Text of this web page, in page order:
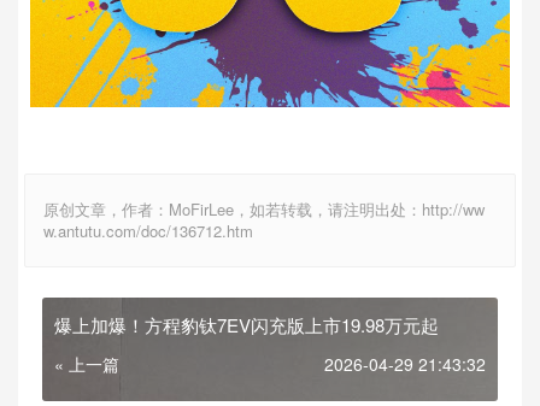
原创文章，作者：MoFirLee，如若转载，请注明出处：http://ww
w.antutu.com/doc/136712.htm
爆上加爆！方程豹钛7EV闪充版上市19.98万元起
« 上一篇 2026-04-29 21:43:32